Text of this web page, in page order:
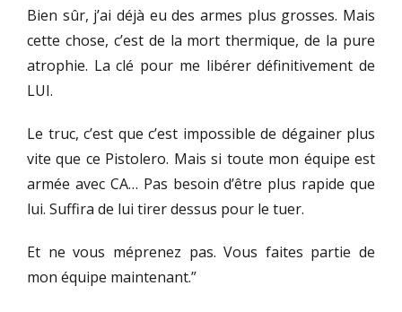
Bien sûr, j’ai déjà eu des armes plus grosses. Mais
cette chose, c’est de la mort thermique, de la pure
atrophie. La clé pour me libérer définitivement de
LUI.
Le truc, c’est que c’est impossible de dégainer plus
vite que ce Pistolero. Mais si toute mon équipe est
armée avec CA… Pas besoin d’être plus rapide que
lui. Suffira de lui tirer dessus pour le tuer.
Et ne vous méprenez pas. Vous faites partie de
mon équipe maintenant.”